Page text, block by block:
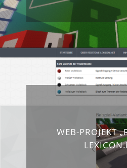
WEB-PROJEKT